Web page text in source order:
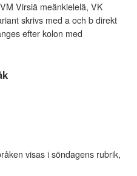
Virsiä meänkielelä, VK
skrivs med a och b direkt
efter kolon med
visas i söndagens rubrik,